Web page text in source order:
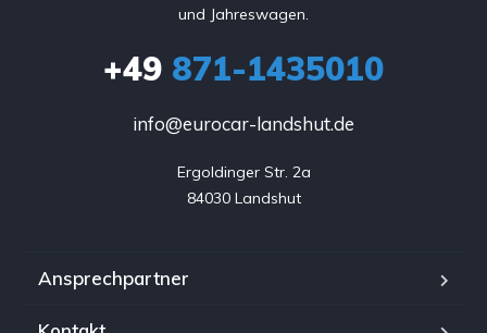
und Jahreswagen.
+49 871-1435010
info@eurocar-landshut.de
Ergoldinger Str. 2a
84030 Landshut
Ansprechpartner